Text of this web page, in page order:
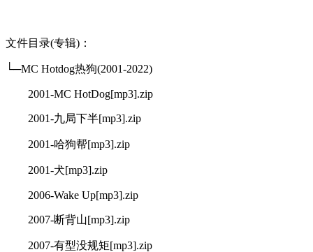
文件目录(专辑)：
└─MC Hotdog热狗(2001-2022)
2001-MC HotDog[mp3].zip
2001-九局下半[mp3].zip
2001-哈狗帮[mp3].zip
2001-犬[mp3].zip
2006-Wake Up[mp3].zip
2007-断背山[mp3].zip
2007-有型没规矩[mp3].zip